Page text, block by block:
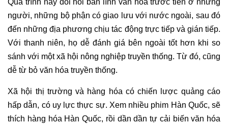
người, những bộ phận có giao lưu với nước ngoài, sau đó
đến những địa phương chịu tác động trực tiếp và gián tiếp.
Với thanh niên, họ dễ đánh giá bên ngoài tốt hơn khi so
sánh với một xã hội nông nghiệp truyền thống. Từ đó, cũng
dễ từ bỏ văn hóa truyền thống.
Xã hội thị trường và hàng hóa có chiến lược quảng cáo
hấp dẫn, có uy lực thực sự. Xem nhiều phim Hàn Quốc, sẽ
thích hàng hóa Hàn Quốc, rồi dần dần tự cải biến văn hóa